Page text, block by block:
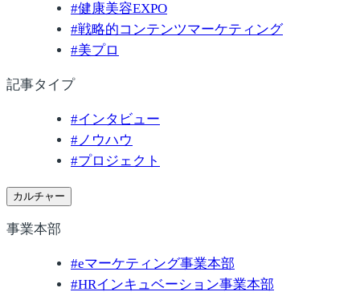
#健康美容EXPO
#戦略的コンテンツマーケティング
#美プロ
記事タイプ
#インタビュー
# ノウハウ
#プロジェクト
カルチャー
事業本部
#eマーケティング事業本部
#HRインキュベーション事業本部